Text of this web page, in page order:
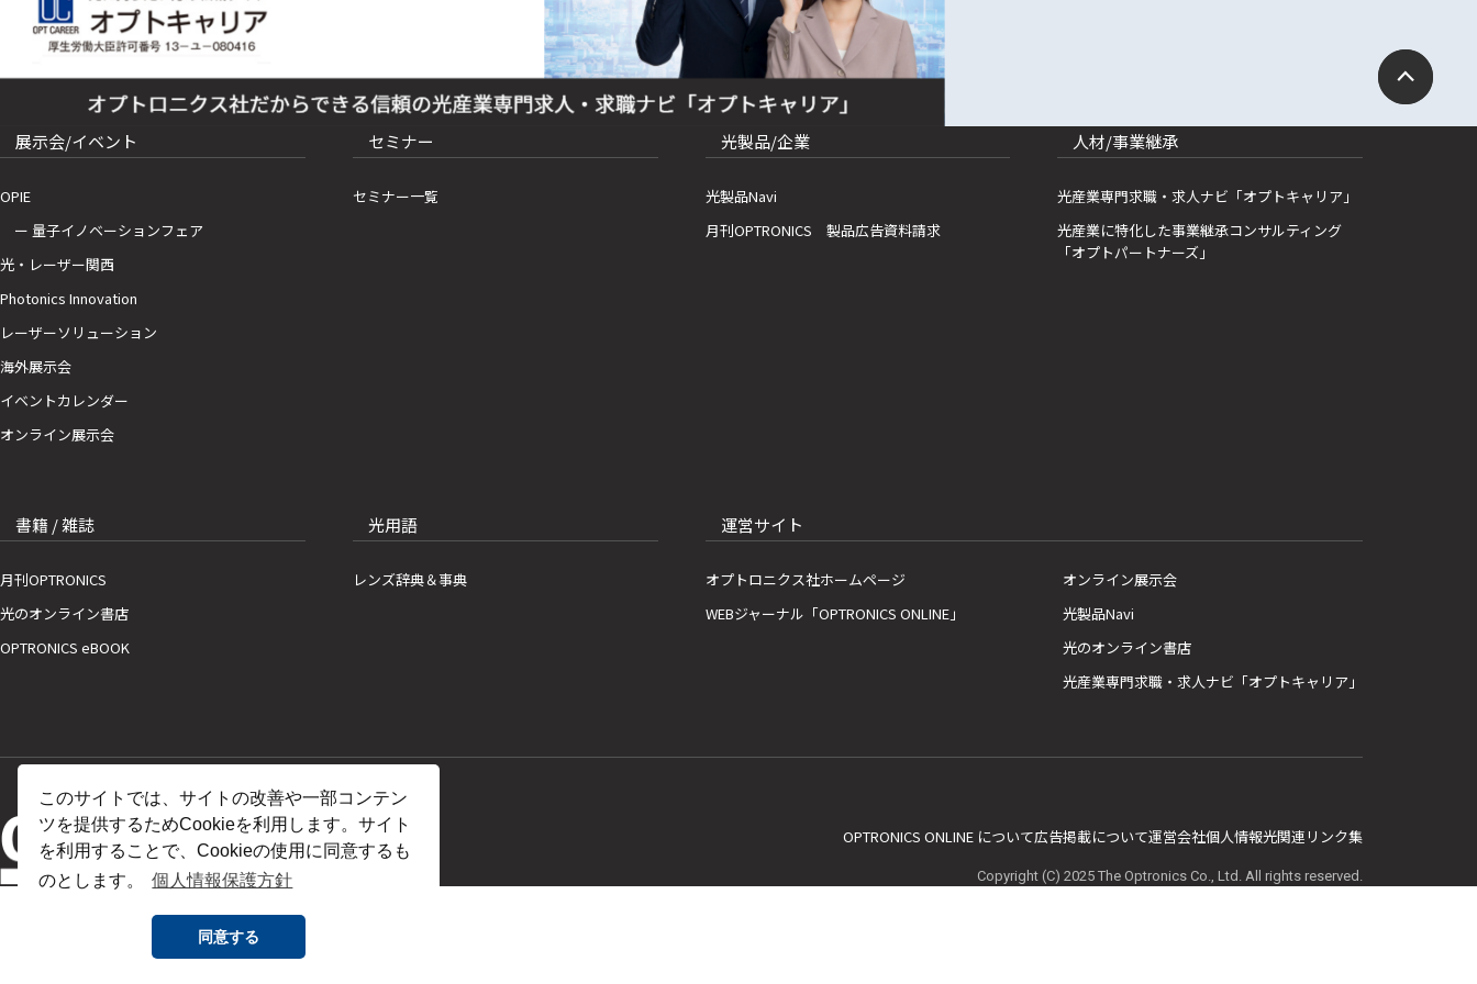
このサイトでは、サイトの改善や一部コンテン
ツを提供するためCookieを利用します。サイト
を利用することで、Cookieの使用に同意するも
のとします。
個人情報保護方針
同意する
展示会/イベント
OPIE
ー 量子イノベーションフェア
光・レーザー関西
Photonics Innovation
レーザーソリューション
海外展示会
イベントカレンダー
オンライン展示会
セミナー
セミナー一覧
光製品/企業
光製品Navi
月刊OPTRONICS 製品広告資料請求
人材/事業継承
光産業専門求職・求人ナビ「オプトキャリア」
光産業に特化した事業継承コンサルティング
「オプトパートナーズ」
書籍 / 雑誌
月刊OPTRONICS
光のオンライン書店
OPTRONICS eBOOK
光用語
レンズ辞典＆事典
運営サイト
オプトロニクス社ホームページ
WEBジャーナル「OPTRONICS ONLINE」
オンライン展示会
光製品Navi
光のオンライン書店
光産業専門求職・求人ナビ「オプトキャリア」
OPTRONICS ONLINE について広告掲載について運営会社個人情報光関連リンク集
Copyright (C) 2025 The Optronics Co., Ltd. All rights reserved.